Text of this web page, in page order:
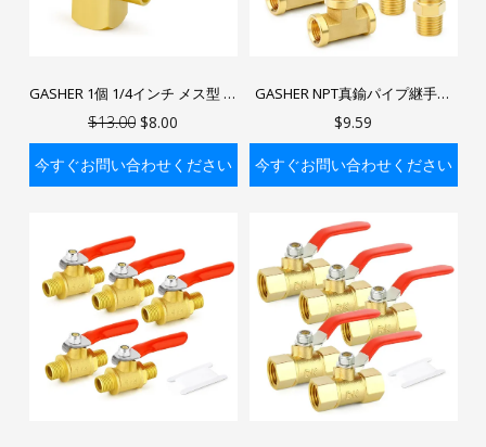
GASHER 1個 1/4インチ メス型 真
鍮製 3ウェイボールバルブ (Lポー
チ NPTニップル付き
$13.00 $8.00
今すぐお問い合わせください
バッグに入れる
GASHER NPT真鍮パイプ継手、
ボールバルブ、バーストックT型
手
$9.59
今すぐお問い合わせください